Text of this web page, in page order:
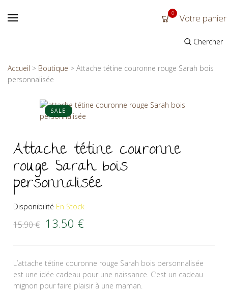
0 Votre panier
Chercher
Accueil > Boutique > Attache tétine couronne rouge Sarah bois
personnalisée
SALE
Attache tétine couronne
rouge Sarah bois
personnalisée
Disponibilité En Stock
15.90€ Le prix initial était : 15.90 €.
13.50 €
L’attache tétine couronne rouge Sarah bois personnalisée
est une idée cadeau pour une naissance. C’est un cadeau
mignon pour faire plaisir à une maman.